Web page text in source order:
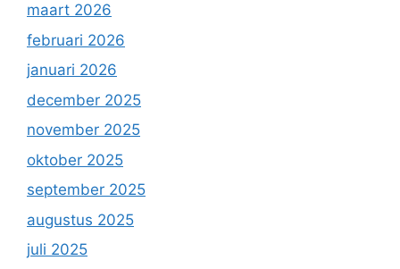
maart 2026
februari 2026
januari 2026
december 2025
november 2025
oktober 2025
september 2025
augustus 2025
juli 2025